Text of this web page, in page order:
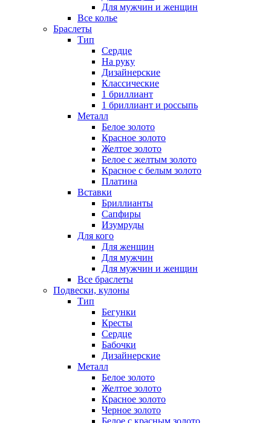
Для мужчин и женщин
Все колье
Браслеты
Тип
Сердце
На руку
Дизайнерские
Классические
1 бриллиант
1 бриллиант и россыпь
Металл
Белое золото
Красное золото
Желтое золото
Белое с желтым золото
Красное с белым золото
Платина
Вставки
Бриллианты
Сапфиры
Изумруды
Для кого
Для женщин
Для мужчин
Для мужчин и женщин
Все браслеты
Подвески, кулоны
Тип
Бегунки
Кресты
Сердце
Бабочки
Дизайнерские
Металл
Белое золото
Желтое золото
Красное золото
Черное золото
Белое с красным золото